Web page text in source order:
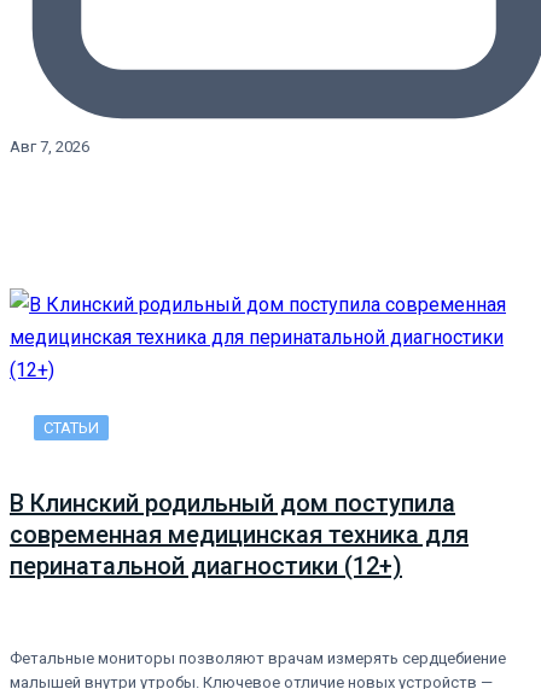
Авг 7, 2026
СТАТЬИ
В Клинский родильный дом поступила
современная медицинская техника для
перинатальной диагностики (12+)
Фетальные мониторы позволяют врачам измерять сердцебиение
малышей внутри утробы. Ключевое отличие новых устройств —